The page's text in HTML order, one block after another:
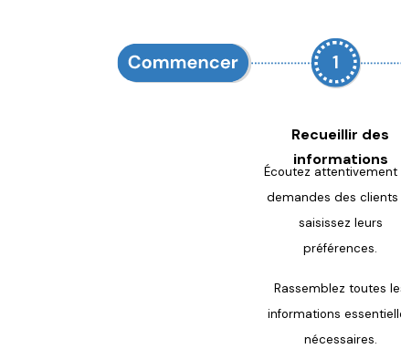
Recueillir des
informations
Écoutez attentivement
demandes des
saisissez leurs
préférences.
Rassemblez toutes
informations
nécessaires.